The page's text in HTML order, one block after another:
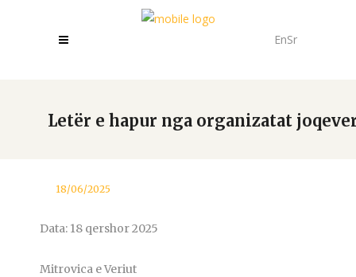
EnSr
Letër e hapur nga organizatat
18/06/2025
Data: 18 qershor 2025
Mitrovica e Veriut